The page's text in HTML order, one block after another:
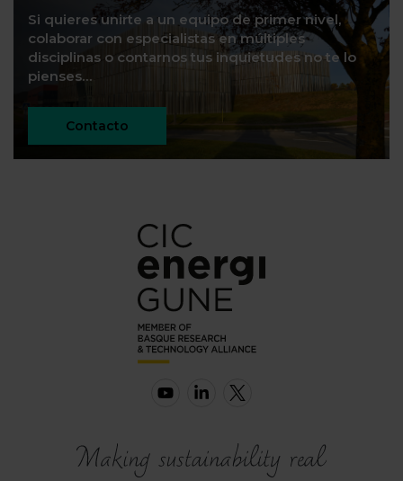
Si quieres unirte a un equipo de primer nivel,
colaborar con especialistas en múltiples
disciplinas o contarnos tus inquietudes no te lo
pienses…
Contacto